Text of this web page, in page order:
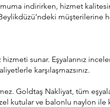
indirirken, hizmet
Beylikdüzü’ndeki
sunar. Eşyalarınız
karşılaşmazsınız.
Goldtaş Nakliyat, tüm
kutular ve balonlu naylon